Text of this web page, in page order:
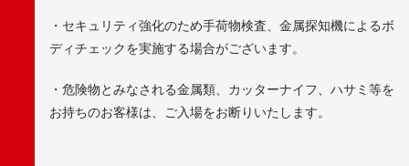
・セキュリティ強化のため手荷物検査、金属探知機によるボ
ディチェックを実施する場合がございます。
・危険物とみなされる金属類、カッターナイフ、ハサミ等を
お持ちのお客様は、ご入場をお断りいたします。